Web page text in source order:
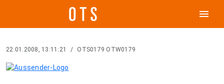
menu
22.01.2008, 13:11:21 / OTS0179 OTW0179